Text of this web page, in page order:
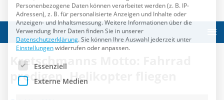
Kretschmanns Motto: Fahrrad
predigen, Helikopter fliegen
Es folgt eine Liste der Service-Gruppen, für die eine
Essenziell
Externe Medien
Speichern